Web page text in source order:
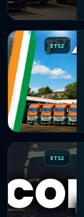
ETS2
ETS2